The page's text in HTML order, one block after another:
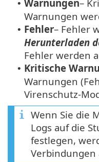
• Warnungen–
Warnungen
• Fehler– Fehler
Herunterladen
Fehler werden
• Kritische
Warnungen
Virenschutz-
Wenn Sie die
Logs auf die
festlegen,
Verbindungen